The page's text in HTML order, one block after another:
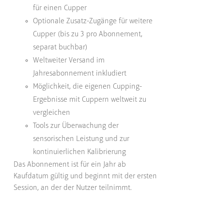
für einen Cupper
Optionale Zusatz-Zugänge für weitere
Cupper (bis zu 3 pro Abonnement,
separat buchbar)
Weltweiter Versand im
Jahresabonnement inkludiert
Möglichkeit, die eigenen Cupping-
Ergebnisse mit Cuppern weltweit zu
vergleichen
Tools zur Überwachung der
sensorischen Leistung und zur
kontinuierlichen Kalibrierung
Das Abonnement ist für ein Jahr ab
Kaufdatum gültig und beginnt mit der ersten
Session, an der der Nutzer teilnimmt.